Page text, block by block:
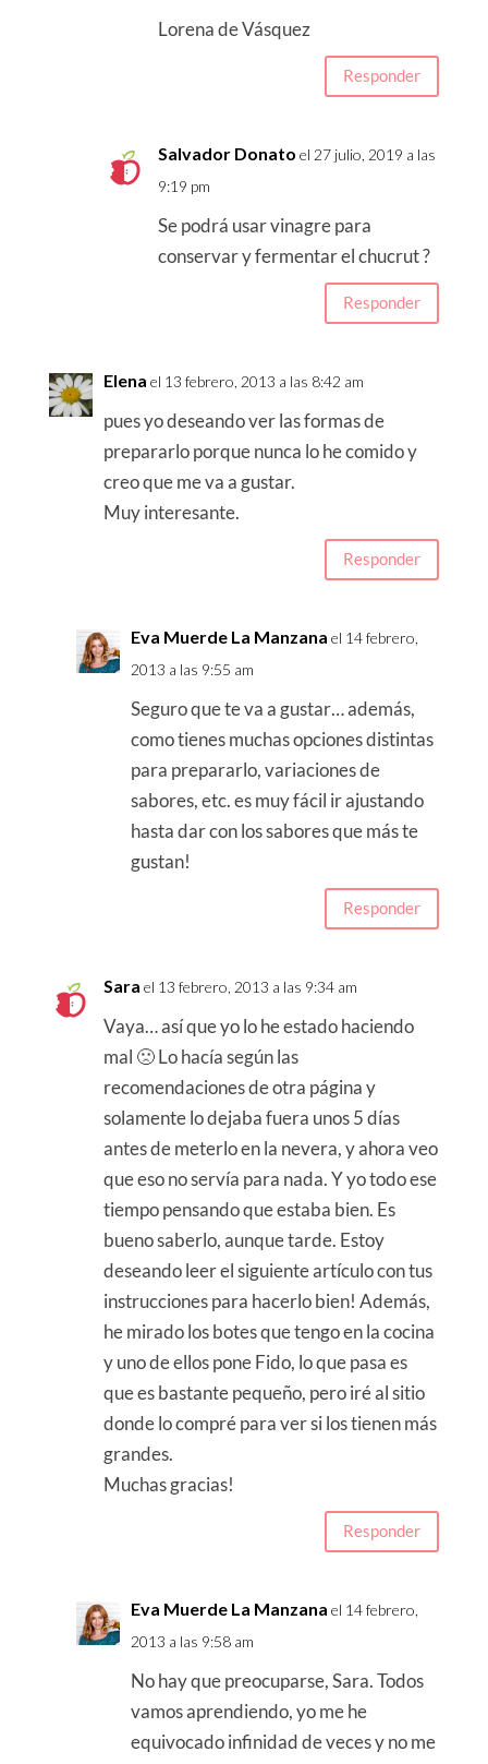
Lorena de Vásquez
Responder
Salvador Donato el 27 julio, 2019 a las
9:19 pm
Se podrá usar vinagre para
conservar y fermentar el chucrut ?
Responder
Elena el 13 febrero, 2013 a las 8:42 am
pues yo deseando ver las formas de
prepararlo porque nunca lo he comido y
creo que me va a gustar.
Muy interesante.
Responder
Eva Muerde La Manzana el 14 febrero,
2013 a las 9:55 am
Seguro que te va a gustar… además,
como tienes muchas opciones distintas
para prepararlo, variaciones de
sabores, etc. es muy fácil ir ajustando
hasta dar con los sabores que más te
gustan!
Responder
Sara el 13 febrero, 2013 a las 9:34 am
Vaya… así que yo lo he estado haciendo
mal 🙁 Lo hacía según las
recomendaciones de otra página y
solamente lo dejaba fuera unos 5 días
antes de meterlo en la nevera, y ahora veo
que eso no servía para nada. Y yo todo ese
tiempo pensando que estaba bien. Es
bueno saberlo, aunque tarde. Estoy
deseando leer el siguiente artículo con tus
instrucciones para hacerlo bien! Además,
he mirado los botes que tengo en la cocina
y uno de ellos pone Fido, lo que pasa es
que es bastante pequeño, pero iré al sitio
donde lo compré para ver si los tienen más
grandes.
Muchas gracias!
Responder
Eva Muerde La Manzana el 14 febrero,
2013 a las 9:58 am
No hay que preocuparse, Sara. Todos
vamos aprendiendo, yo me he
equivocado infinidad de veces y no me